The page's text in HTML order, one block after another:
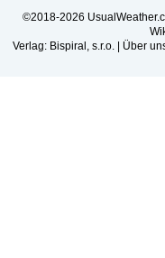
©2018-2026
Verlag: Bispiral, s.r.o. | Über